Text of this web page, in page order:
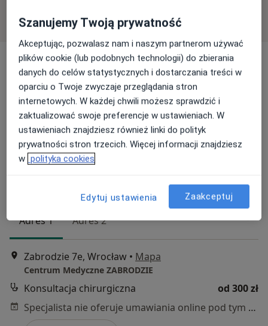
obszarach bliskich Twojemu wyszukiwaniu.
Bezpieczne płatności
dr n. med. Urszula Staszek-Szewczyk
·Więcej
51 opinii
Adres 1 Adres 2
Zabrodzie 7e, Wrocław • Mapa
Centrum Medyczne ZABRODZIE
Konsultacja chirurgiczna
od 300 zł
Specjalista nie oferuje umawiania online pod tym adresem.
Szanujemy Twoją prywatność
Akceptując, pozwalasz nam i naszym partnerom używać
plików cookie (lub podobnych technologii) do zbierania
danych do celów statystycznych i dostarczania treści w
oparciu o Twoje zwyczaje przeglądania stron
internetowych. W każdej chwili możesz sprawdzić i
zaktualizować swoje preferencje w ustawieniach. W
ustawieniach znajdziesz również linki do polityk
prywatności stron trzecich. Więcej informacji znajdziesz
w polityka cookies
Edytuj ustawienia Zaakceptuj